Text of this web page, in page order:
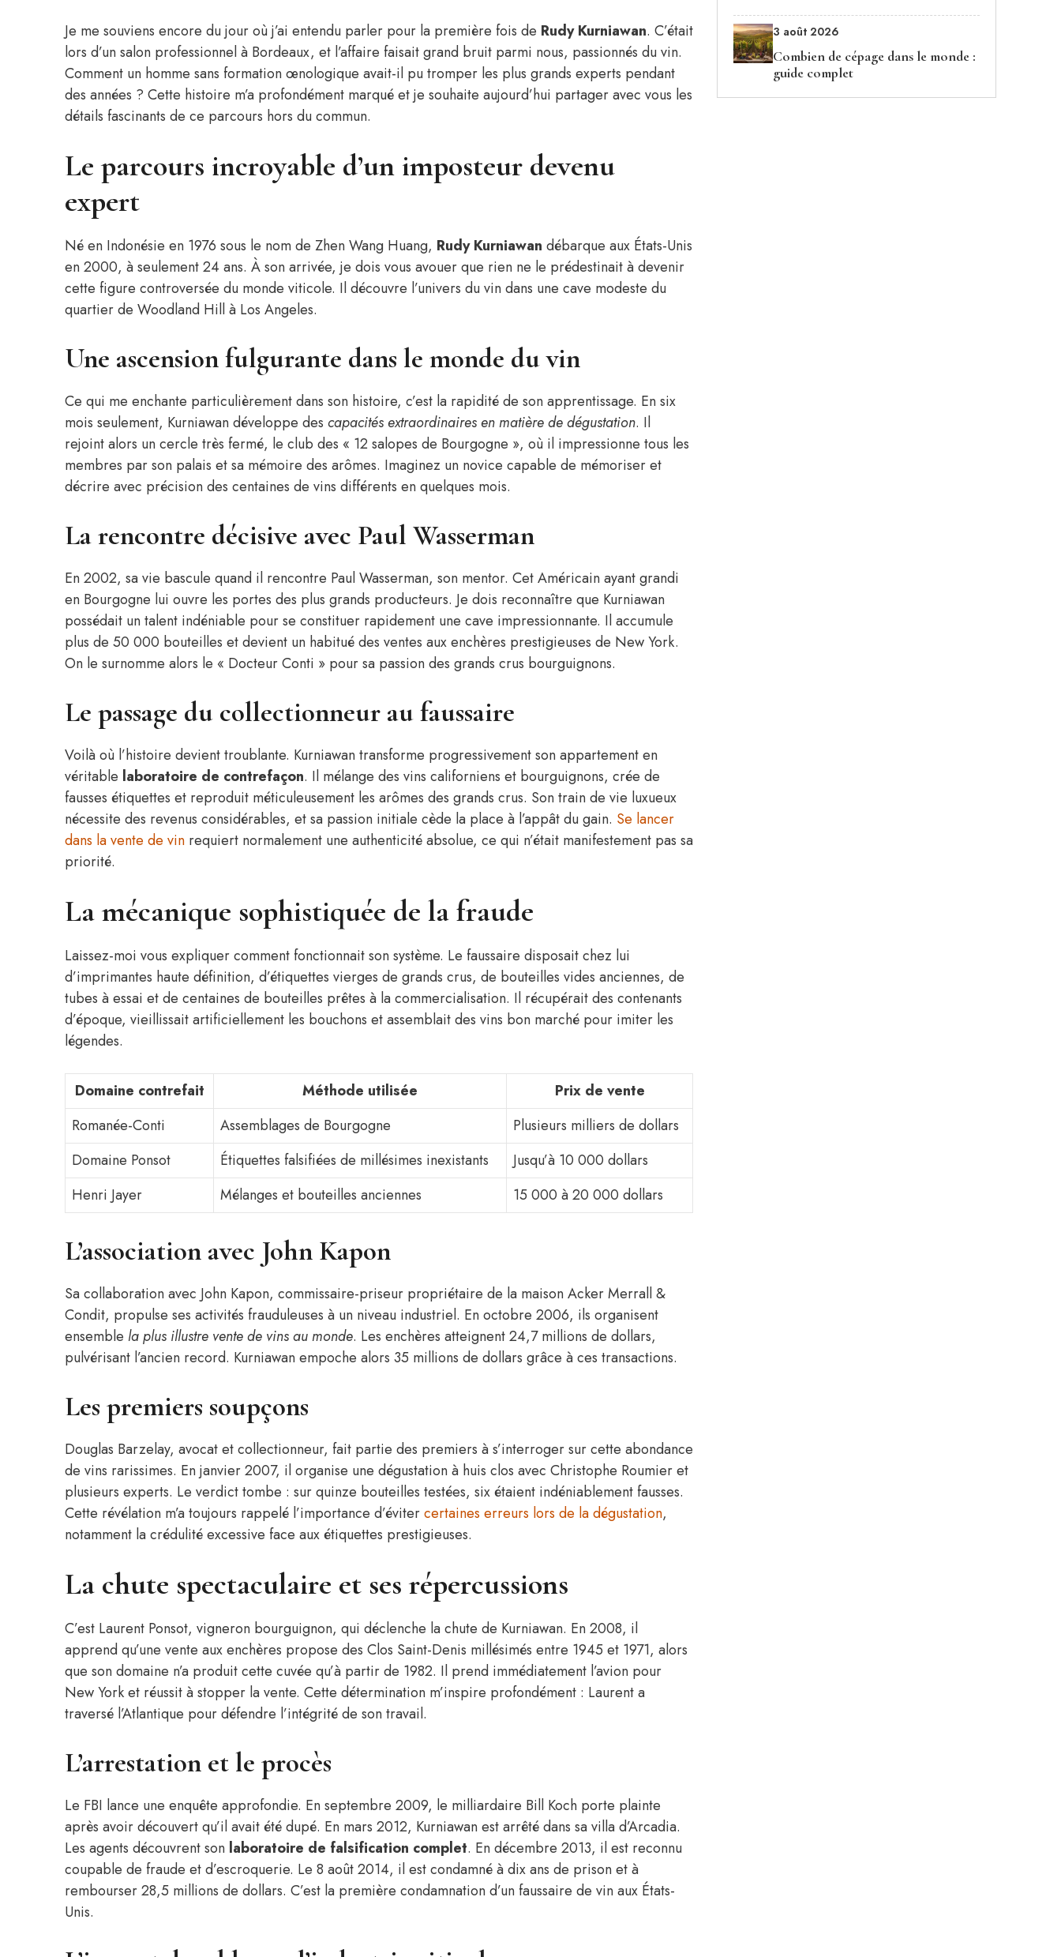
Je me souviens encore du jour où j’ai entendu parler pour la première fois de Rudy Kurniawan. C’était
lors d’un salon professionnel à Bordeaux, et l’affaire faisait grand bruit parmi nous, passionnés du vin.
Comment un homme sans formation œnologique avait-il pu tromper les plus grands experts pendant
des années ? Cette histoire m’a profondément marqué et je souhaite aujourd’hui partager avec vous les
détails fascinants de ce parcours hors du commun.
Le parcours incroyable d’un imposteur devenu
expert
Né en Indonésie en 1976 sous le nom de Zhen Wang Huang, Rudy Kurniawan débarque aux États-Unis
en 2000, à seulement 24 ans. À son arrivée, je dois vous avouer que rien ne le prédestinait à devenir
cette figure controversée du monde viticole. Il découvre l’univers du vin dans une cave modeste du
quartier de Woodland Hill à Los Angeles.
Une ascension fulgurante dans le monde du vin
Ce qui me enchante particulièrement dans son histoire, c’est la rapidité de son apprentissage. En six
mois seulement, Kurniawan développe des capacités extraordinaires en matière de dégustation. Il
rejoint alors un cercle très fermé, le club des « 12 salopes de Bourgogne », où il impressionne tous les
membres par son palais et sa mémoire des arômes. Imaginez un novice capable de mémoriser et
décrire avec précision des centaines de vins différents en quelques mois.
La rencontre décisive avec Paul Wasserman
En 2002, sa vie bascule quand il rencontre Paul Wasserman, son mentor. Cet Américain ayant grandi
en Bourgogne lui ouvre les portes des plus grands producteurs. Je dois reconnaître que Kurniawan
possédait un talent indéniable pour se constituer rapidement une cave impressionnante. Il accumule
plus de 50 000 bouteilles et devient un habitué des ventes aux enchères prestigieuses de New York.
On le surnomme alors le « Docteur Conti » pour sa passion des grands crus bourguignons.
Le passage du collectionneur au faussaire
Voilà où l’histoire devient troublante. Kurniawan transforme progressivement son appartement en
véritable laboratoire de contrefaçon. Il mélange des vins californiens et bourguignons, crée de
fausses étiquettes et reproduit méticuleusement les arômes des grands crus. Son train de vie luxueux
nécessite des revenus considérables, et sa passion initiale cède la place à l’appât du gain. Se lancer
dans la vente de vin requiert normalement une authenticité absolue, ce qui n’était manifestement pas sa
priorité.
La mécanique sophistiquée de la fraude
Laissez-moi vous expliquer comment fonctionnait son système. Le faussaire disposait chez lui
d’imprimantes haute définition, d’étiquettes vierges de grands crus, de bouteilles vides anciennes, de
tubes à essai et de centaines de bouteilles prêtes à la commercialisation. Il récupérait des contenants
d’époque, vieillissait artificiellement les bouchons et assemblait des vins bon marché pour imiter les
légendes.
Domaine contrefait Méthode utilisée
Prix de vente
Romanée-Conti
Assemblages de Bourgogne
Plusieurs milliers de dollars
Domaine Ponsot
Étiquettes falsifiées de millésimes inexistants
Jusqu’à 10 000 dollars
Henri Jayer
Mélanges et bouteilles anciennes 15 000 à 20 000 dollars
L’association avec John Kapon
Sa collaboration avec John Kapon, commissaire-priseur propriétaire de la maison Acker Merrall &
Condit, propulse ses activités frauduleuses à un niveau industriel. En octobre 2006, ils organisent
ensemble la plus illustre vente de vins au monde. Les enchères atteignent 24,7 millions de dollars,
pulvérisant l’ancien record. Kurniawan empoche alors 35 millions de dollars grâce à ces transactions.
Les premiers soupçons
Douglas Barzelay, avocat et collectionneur, fait partie des premiers à s’interroger sur cette abondance
de vins rarissimes. En janvier 2007, il organise une dégustation à huis clos avec Christophe Roumier et
plusieurs experts. Le verdict tombe : sur quinze bouteilles testées, six étaient indéniablement fausses.
Cette révélation m’a toujours rappelé l’importance d’évitercertaines erreurs lors de la dégustation,
notamment la crédulité excessive face aux étiquettes prestigieuses.
La chute spectaculaire et ses répercussions
C’est Laurent Ponsot, vigneron bourguignon, qui déclenche la chute de Kurniawan. En 2008, il
apprend qu’une vente aux enchères propose des Clos Saint-Denis millésimés entre 1945 et 1971, alors
que son domaine n’a produit cette cuvée qu’à partir de 1982. Il prend immédiatement l’avion pour
New York et réussit à stopper la vente. Cette détermination m’inspire profondément : Laurent a
traversé l’Atlantique pour défendre l’intégrité de son travail.
L’arrestation et le procès
Le FBI lance une enquête approfondie. En septembre 2009, le milliardaire Bill Koch porte plainte
après avoir découvert qu’il avait été dupé. En mars 2012, Kurniawan est arrêté dans sa villa d’Arcadia.
Les agents découvrent son laboratoire de falsification complet. En décembre 2013, il est reconnu
coupable de fraude et d’escroquerie. Le 8 août 2014, il est condamné à dix ans de prison et à
rembourser 28,5 millions de dollars. C’est la première condamnation d’un faussaire de vin aux États-
Unis.
3 août 2026
Combien de cépage dans le monde :
guide complet